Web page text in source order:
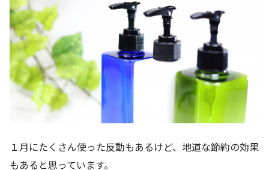
１月にたくさん使った反動もあるけど、地道な節約の効果
もあると思っています。